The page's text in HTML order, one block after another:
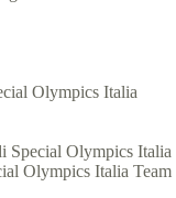
Olympics Italia
Special Olympics Italia
Olympics Italia Team